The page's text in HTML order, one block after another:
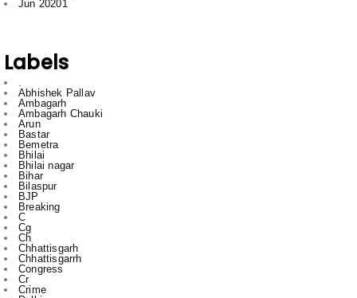
Ambagarh
Ambagarh Chauki
Bastar
Bemetra
Bhilai
Bhilai nagar
Bihar
Bilaspur
BJP
Breaking
C
Cg
Ch
Chhattisgarh
Chhattisgarrh
Congress
Cr
Crime
Delhi
Dhamdha
Durg
Durg Bakliwl
Education